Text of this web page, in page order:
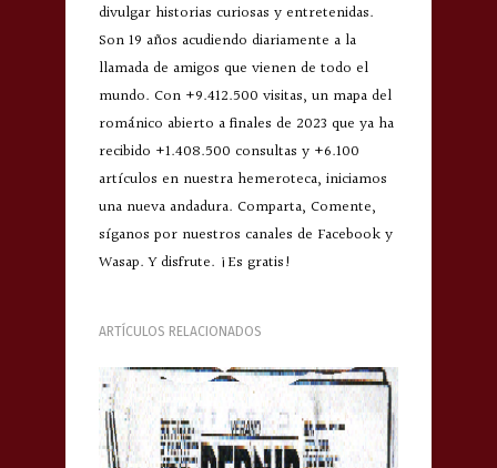
divulgar historias curiosas y entretenidas.
Son 19 años acudiendo diariamente a la
llamada de amigos que vienen de todo el
mundo. Con +9.412.500 visitas, un mapa del
románico abierto a finales de 2023 que ya ha
recibido +1.408.500 consultas y +6.100
artículos en nuestra hemeroteca, iniciamos
una nueva andadura. Comparta, Comente,
síganos por nuestros canales de Facebook y
Wasap. Y disfrute. ¡Es gratis!
ARTÍCULOS RELACIONADOS